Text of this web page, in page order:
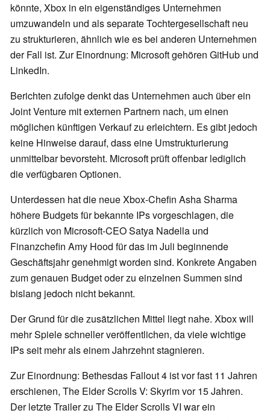
könnte, Xbox in ein eigenständiges Unternehmen
umzuwandeln und als separate Tochtergesellschaft neu
zu strukturieren, ähnlich wie es bei anderen Unternehmen
der Fall ist. Zur Einordnung: Microsoft gehören GitHub und
LinkedIn.
Berichten zufolge denkt das Unternehmen auch über ein
Joint Venture mit externen Partnern nach, um einen
möglichen künftigen Verkauf zu erleichtern. Es gibt jedoch
keine Hinweise darauf, dass eine Umstrukturierung
unmittelbar bevorsteht. Microsoft prüft offenbar lediglich
die verfügbaren Optionen.
Unterdessen hat die neue Xbox-Chefin Asha Sharma
höhere Budgets für bekannte IPs vorgeschlagen, die
kürzlich von Microsoft-CEO Satya Nadella und
Finanzchefin Amy Hood für das im Juli beginnende
Geschäftsjahr genehmigt worden sind. Konkrete Angaben
zum genauen Budget oder zu einzelnen Summen sind
bislang jedoch nicht bekannt.
Der Grund für die zusätzlichen Mittel liegt nahe. Xbox will
mehr Spiele schneller veröffentlichen, da viele wichtige
IPs seit mehr als einem Jahrzehnt stagnieren.
Zur Einordnung: Bethesdas Fallout 4 ist vor fast 11 Jahren
erschienen, The Elder Scrolls V: Skyrim vor 15 Jahren.
Der letzte Trailer zu The Elder Scrolls VI war ein